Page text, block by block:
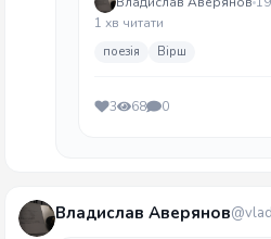
1 хв читати
поезія Вірш
3 68 0
Владислав Аверянов